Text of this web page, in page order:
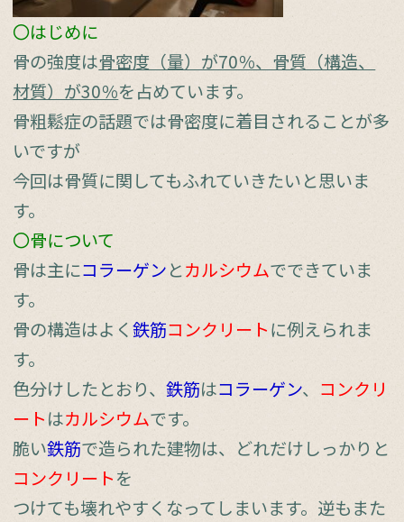
〇はじめに
骨の強度は骨密度（量）が70％、骨質（構造、
材質）が30％を占めています。
骨粗鬆症の話題では骨密度に着目されることが多
いですが
今回は骨質に関してもふれていきたいと思いま
す。
〇骨について
骨は主にコラーゲンとカルシウムでできていま
す。
骨の構造はよく鉄筋コンクリートに例えられま
す。
色分けしたとおり、鉄筋はコラーゲン、 コンクリ
ートはカルシウムです。
脆い鉄筋で造られた建物は、どれだけしっかりと
コンクリートを
つけても壊れやすくなってしまいます。逆もまた